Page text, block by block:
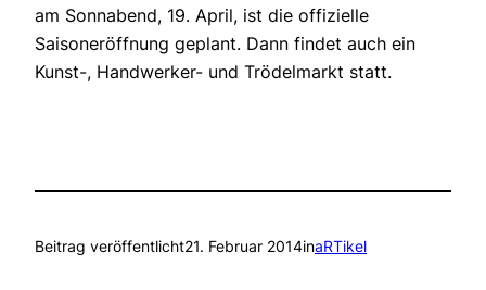
am Sonnabend, 19. April, ist die offizielle
Saisoneröffnung geplant. Dann findet auch ein
Kunst-, Handwerker- und Trödelmarkt statt.
Beitrag veröffentlicht21. Februar 2014inaRTikel